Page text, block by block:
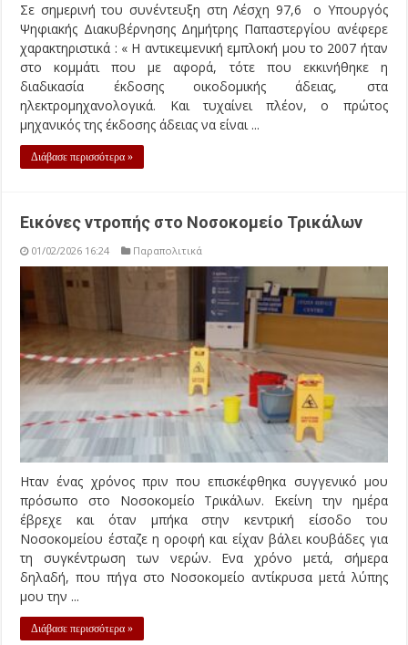
Σε σημερινή του συνέντευξη στη Λέσχη 97,6 ο Υπουργός
Ψηφιακής Διακυβέρνησης Δημήτρης Παπαστεργίου ανέφερε
χαρακτηριστικά : « Η αντικειμενική εμπλοκή μου το 2007 ήταν
στο κομμάτι που με αφορά, τότε που εκκινήθηκε η
διαδικασία έκδοσης οικοδομικής άδειας, στα
ηλεκτρομηχανολογικά. Και τυχαίνει πλέον, ο πρώτος
μηχανικός της έκδοσης άδειας να είναι ...
Διάβασε περισσότερα »
Εικόνες ντροπής στο Νοσοκομείο Τρικάλων
01/02/2026 16:24 Παραπολιτικά
Ηταν ένας χρόνος πριν που επισκέφθηκα συγγενικό μου
πρόσωπο στο Νοσοκομείο Τρικάλων. Εκείνη την ημέρα
έβρεχε και όταν μπήκα στην κεντρική είσοδο του
Νοσοκομείου έσταζε η οροφή και είχαν βάλει κουβάδες για
τη συγκέντρωση των νερών. Ενα χρόνο μετά, σήμερα
δηλαδή, που πήγα στο Νοσοκομείο αντίκρυσα μετά λύπης
μου την ...
Διάβασε περισσότερα »